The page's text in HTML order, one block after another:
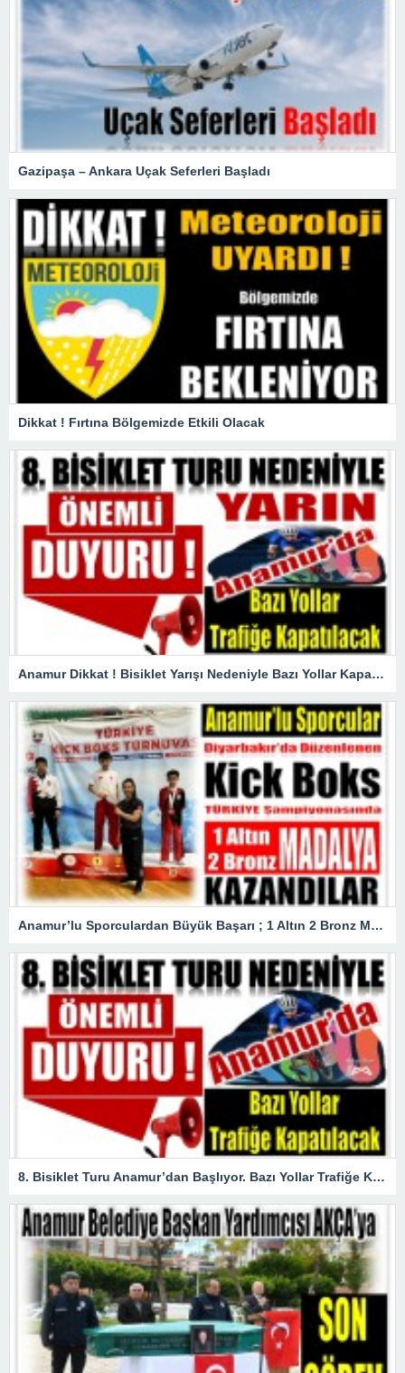
Gazipaşa – Ankara Uçak Seferleri Başladı
Dikkat ! Fırtına Bölgemizde Etkili Olacak
Anamur Dikkat ! Bisiklet Yarışı Nedeniyle Bazı Yollar Kapanacak
Anamur’lu Sporculardan Büyük Başarı ; 1 Altın 2 Bronz Madalya Kazandılar
8. Bisiklet Turu Anamur’dan Başlıyor. Bazı Yollar Trafiğe Kapatılacak